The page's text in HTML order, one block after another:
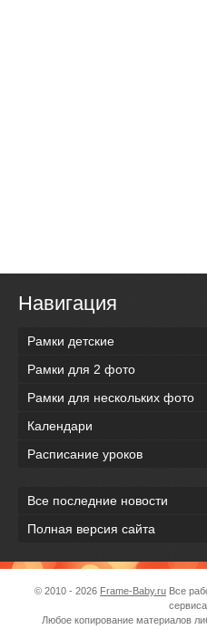
Навигация
Рамки детские
Рамки для 2 фото
Рамки для нескольких фото
Календари
Расписание уроков
Все последние новости
Полная версия сайта
© 2010 - 2026 Frame-Baby.ru Все
сервиса.
Любое копирование материалов